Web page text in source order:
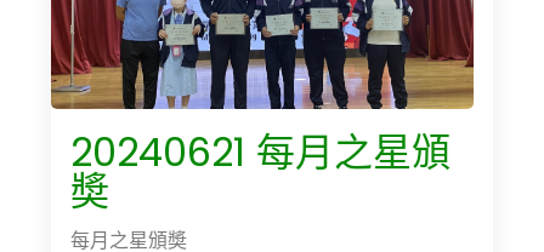
20240621 每月之星頒
奬
每月之星頒奬